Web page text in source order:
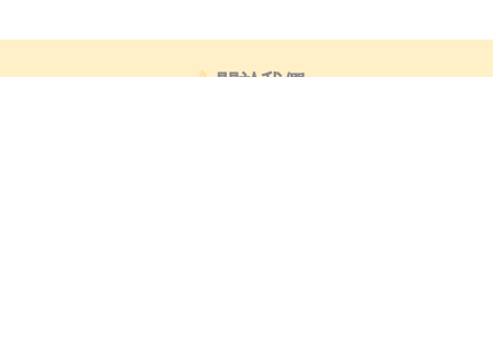
🍌關於我們